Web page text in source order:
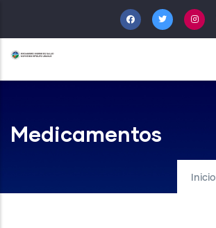
al
contenido
principal
Medicamentos
Inicio